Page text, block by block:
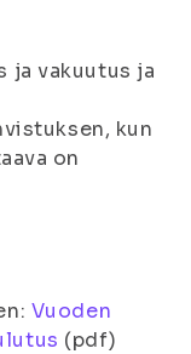
ja vakuutus ja
kun
on
Vuoden
(pdf)